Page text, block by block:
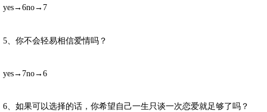
yes→6no→7
5、你不会轻易相信爱情吗？
yes→7no→6
6、如果可以选择的话，你希望自己一生只谈一次恋爱就足够了吗？